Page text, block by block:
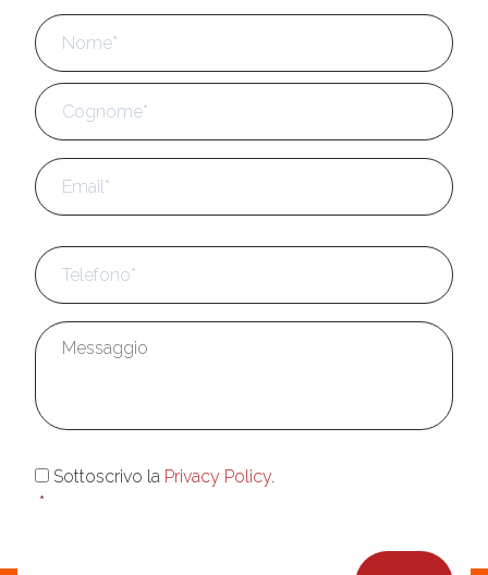
Nome
Email
Telefono *
Messaggio
Consenso
Sottoscrivo la Privacy Policy.
*